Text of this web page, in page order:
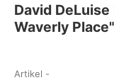
David
Waverly
Artikel -